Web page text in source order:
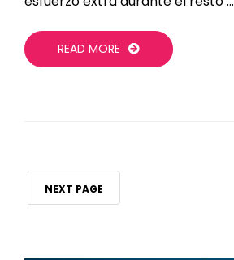
READ MORE
NEXT PAGE